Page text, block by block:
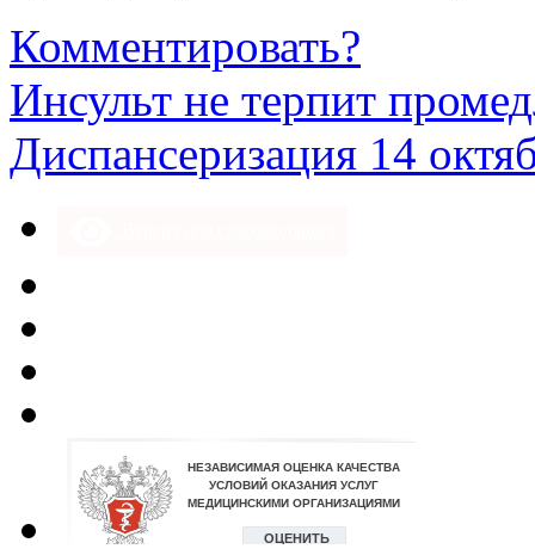
Комментировать?
Инсульт не терпит
Диспансеризация 14